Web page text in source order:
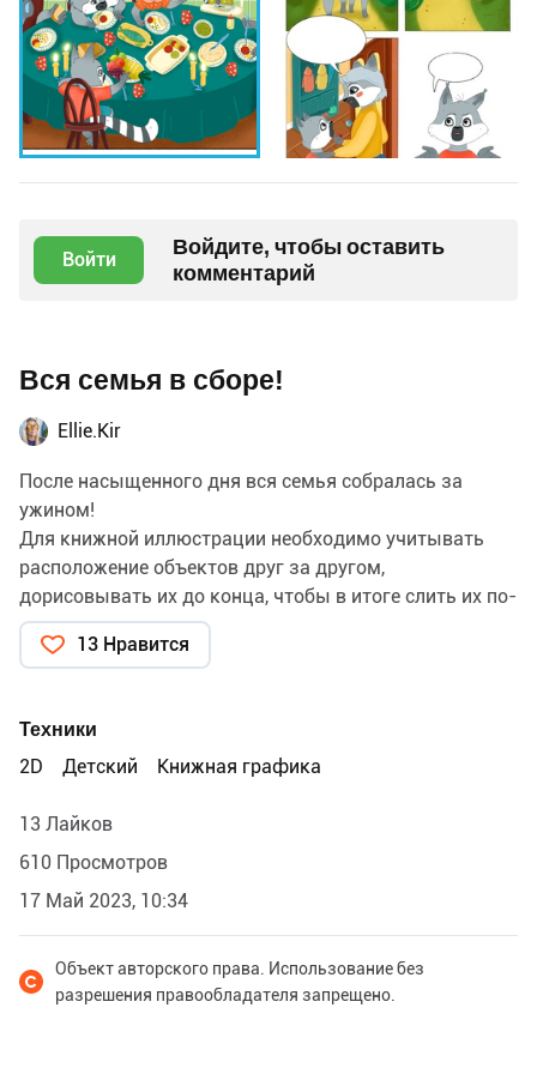
Войти
Войдите, чтобы оставить
комментарий
Вся семья в сборе!
Ellie.Kir
После насыщенного дня вся семья собралась за
ужином!
Для книжной иллюстрации необходимо учитывать
расположение объектов друг за другом,
дорисовывать их до конца, чтобы в итоге слить их по-
отдельности.
13 Нравится
Техники
2D
Детский Книжная графика
13 Лайков
610 Просмотров
17 Май 2023, 10:34
Объект авторского права. Использование без
разрешения правообладателя запрещено.